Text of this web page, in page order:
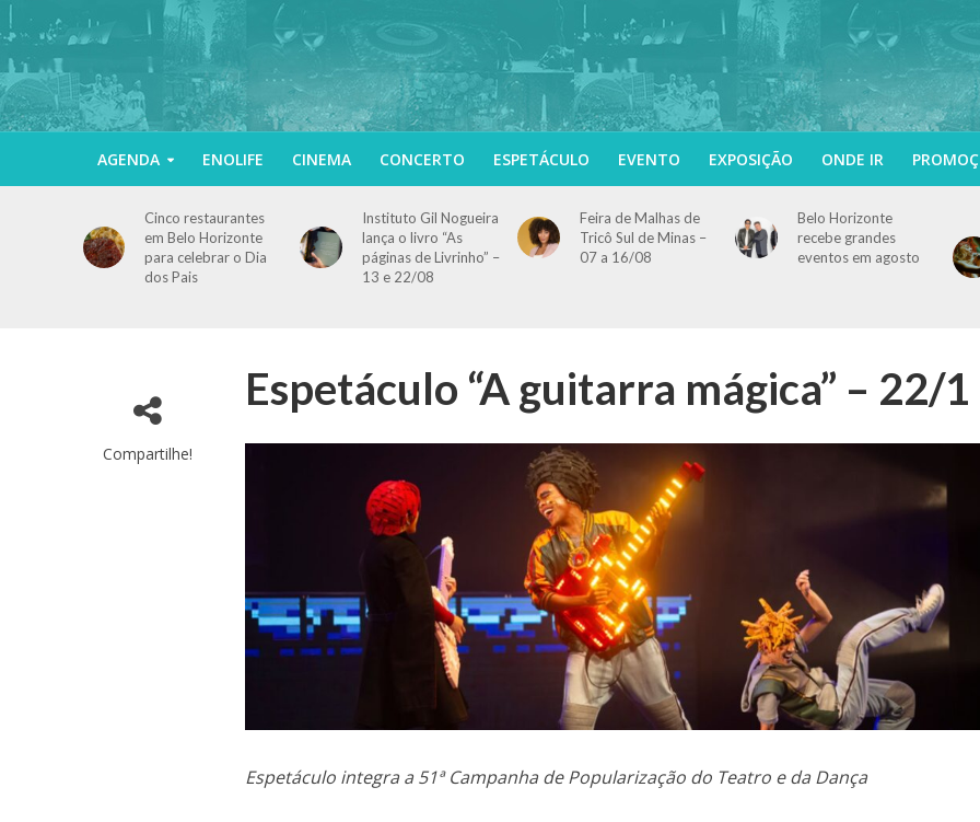
AGENDA ENOLIFE CINEMA CONCERTO ESPETÁCULO EVENTO EXPOSIÇÃO ONDE IR
Cinco restaurantes
em Belo Horizonte
para celebrar o Dia
dos Pais
Instituto Gil Nogueira
lança o livro “As
páginas de Livrinho” –
13 e 22/08
Feira de Malhas de
Tricô Sul de Minas –
07 a 16/08
Belo Horizonte
recebe grandes
eventos em agosto
Compartilhe!
Espetáculo “A guitarra mágica” – 22/1
Espetáculo integra a 51ª Campanha de Popularização do Teatro e da Dança